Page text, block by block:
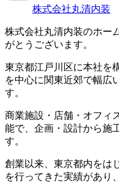
株式会社丸清内装
株式会社丸清内装のホー
がとうございます。
東京都江戸川区に本社を
を中心に関東近郊で幅広
す。
商業施設・店舗・オフィ
能で、企画・設計から施
す。
創業以来、東京都内をは
を行ってきた実績があり